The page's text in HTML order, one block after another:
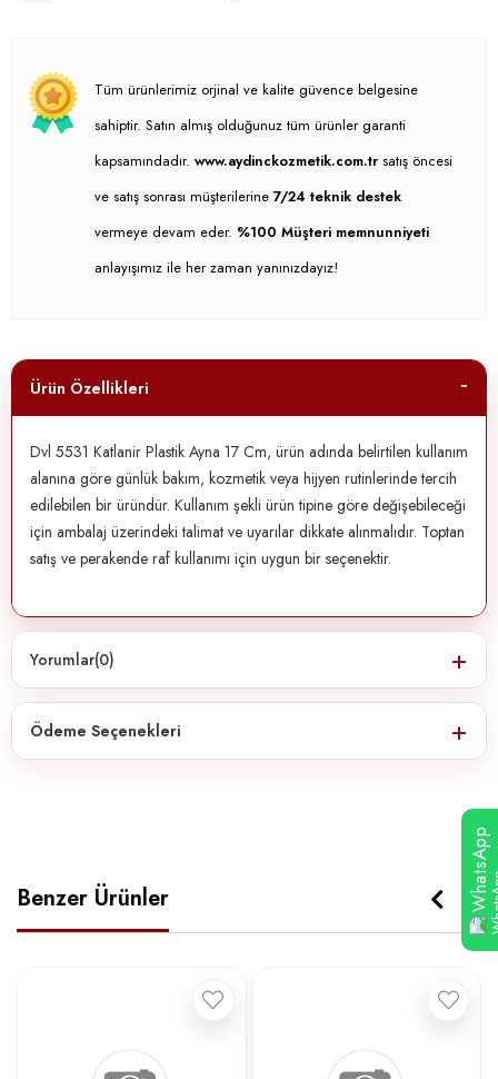
Tüm ürünlerimiz orjinal ve kalite güvence belgesine
sahiptir. Satın almış olduğunuz tüm ürünler garanti
kapsamındadır. www.aydinckozmetik.com.tr satış öncesi
ve satış sonrası müşterilerine 7/24 teknik destek
vermeye devam eder. %100 Müşteri memnunniyeti
anlayışımız ile her zaman yanınızdayız!
Ürün Özellikleri
Dvl 5531 Katlanir Plastik Ayna 17 Cm, ürün adında belirtilen kullanım
alanına göre günlük bakım, kozmetik veya hijyen rutinlerinde tercih
edilebilen bir üründür. Kullanım şekli ürün tipine göre değişebileceği
için ambalaj üzerindeki talimat ve uyarılar dikkate alınmalıdır. Toptan
satış ve perakende raf kullanımı için uygun bir seçenektir.
Yorumlar(0)
Ödeme Seçenekleri
Benzer Ürünler WhatsApp